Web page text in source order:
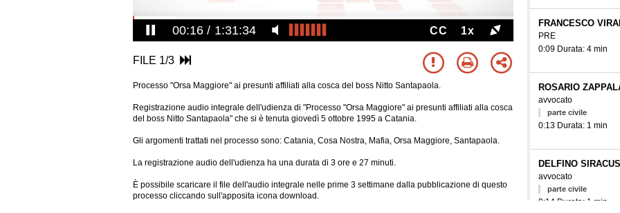
00:17 1:31:34 CC 1x
FILE 1/3
Processo "Orsa Maggiore" ai presunti affiliati alla cosca del boss Nitto Santapaola.
Registrazione audio integrale dell'udienza di "Processo "Orsa Maggiore" ai presunti affiliati alla cosca
del boss Nitto Santapaola" che si è tenuta giovedì 5 ottobre 1995 a Catania.
Gli argomenti trattati nel processo sono: Catania, Cosa Nostra, Mafia, Orsa Maggiore, Santapaola.
La registrazione audio dell'udienza ha una durata di 3 ore e 27 minuti.
È possibile scaricare il file dell'audio integrale nelle prime 3 settimane dalla pubblicazione di questo
processo cliccando sull'apposita icona download.
FRANCESCO
PRE
0:09 Durata: 4 min
ROSARIO
avvocato
parte civile
0:13 Durata: 1 min
DELFINO
avvocato
parte civile
0:14 Durata: 1 min